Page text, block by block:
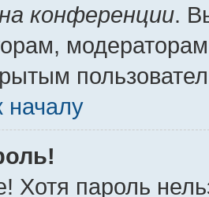
конференции.
началу
Хотя пароль